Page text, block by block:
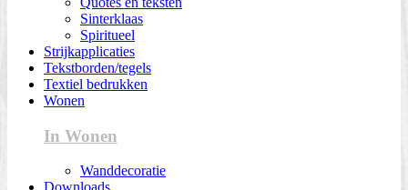
Sinterklaas
Spiritueel
Strijkapplicaties
Tekstborden/tegels
Textiel bedrukken
Wonen
In Wonen
Wanddecoratie